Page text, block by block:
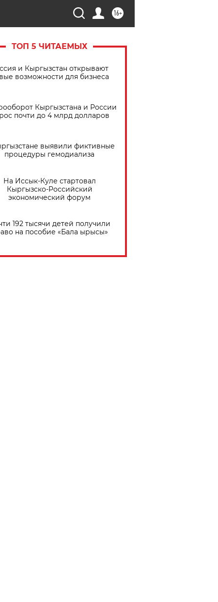
16+
ТОП 5 ЧИТАЕМЫХ
и Кыргызстан открывают
возможности для бизнеса
Кыргызстана и России
почти до 4 млрд долларов
выявили фиктивные
процедуры гемодиализа
На Иссык-Куле стартовал
Кыргызско-Российский
экономический форум
192 тысячи детей получили
на пособие «Бала ырысы»